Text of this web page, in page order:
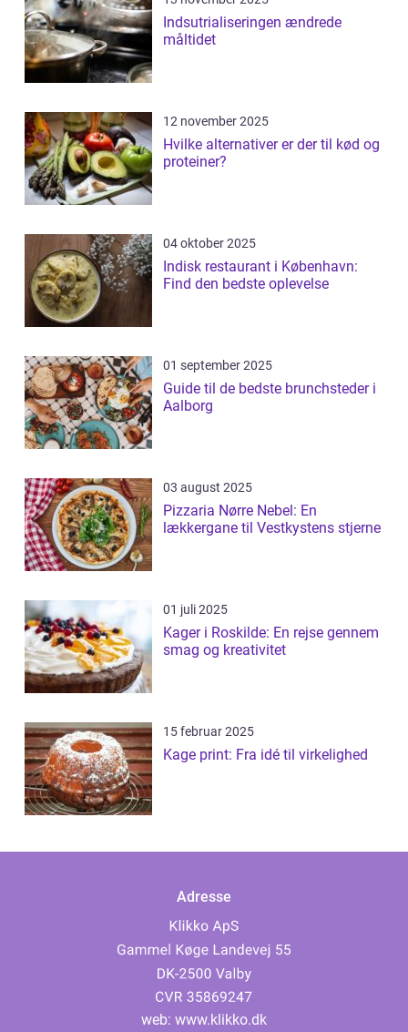
Indsutrialiseringen ændrede
måltidet
12 november 2025
Hvilke alternativer er der til kød og
proteiner?
04 oktober 2025
Indisk restaurant i København:
Find den bedste oplevelse
01 september 2025
Guide til de bedste brunchsteder i
Aalborg
03 august 2025
Pizzaria Nørre Nebel: En
lækkergane til Vestkystens stjerne
01 juli 2025
Kager i Roskilde: En rejse gennem
smag og kreativitet
15 februar 2025
Kage print: Fra idé til virkelighed
Adresse
web: www.klikko.dk